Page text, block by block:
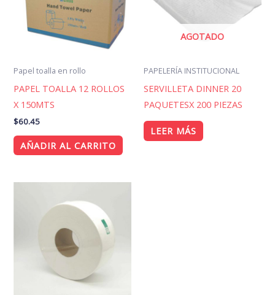
Papel toalla en rollo
PAPEL TOALLA 12 ROLLOS
X 150MTS
$60.45
AÑADIR AL CARRITO
AGOTADO
PAPELERÍA INSTITUCIONAL
SERVILLETA DINNER 20
PAQUETESX 200 PIEZAS
LEER MÁS